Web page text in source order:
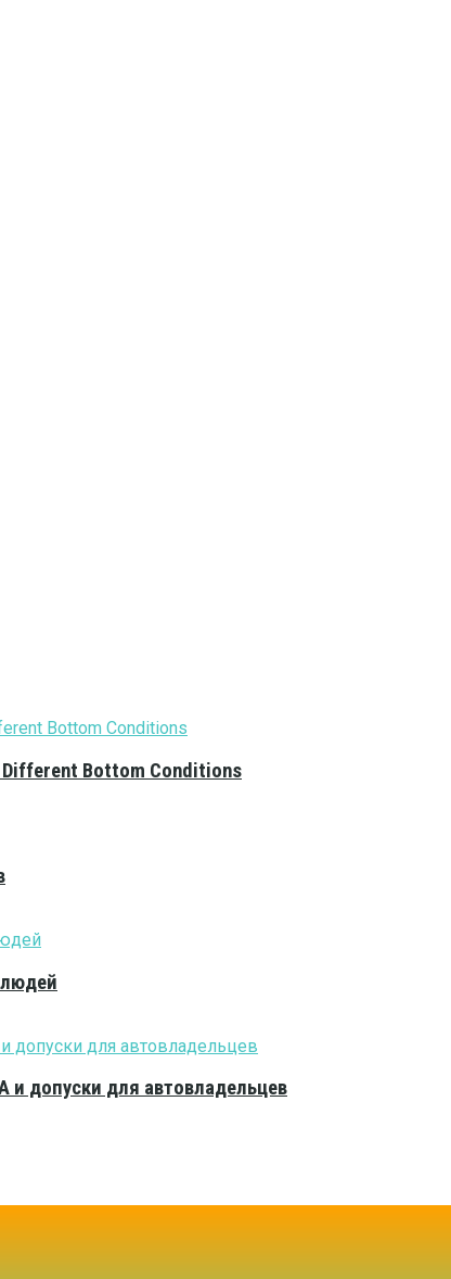
Bottom Conditions
людей
и допуски для автовладельцев